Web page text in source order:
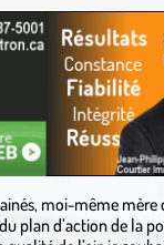
moi-même mère
plan d’action de la